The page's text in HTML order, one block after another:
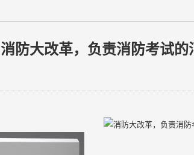
消防大改革，负责消防考试